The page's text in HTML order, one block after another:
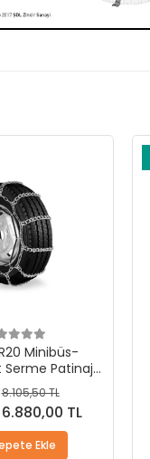
Minibüs-
Patinaj
- M220
8.105,50 TL
6.880,00 TL
Ekle